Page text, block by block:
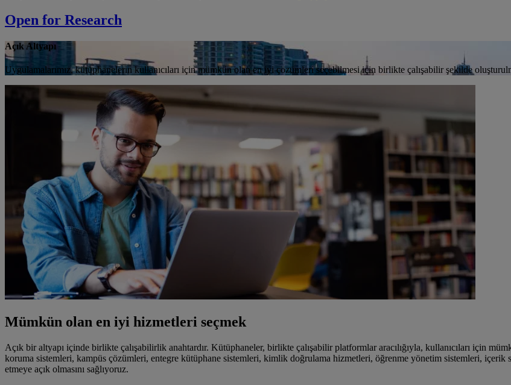
Open for Research
Açık Altyapı
Uygulamalarımız, kütüphanelerin kullanıcıları için mümkün olan en iyi çözümleri seçebilmesi için birlikte çalışabilir şekilde
Mümkün olan en iyi hizmetleri seçmek
Açık bir altyapı içinde birlikte çalışabilirlik anahtardır. Kütüphaneler, birlikte çalışabilir platformlar aracılığıyla, kullanıcıları için
koruma sistemleri, kampüs çözümleri, entegre kütüphane sistemleri, kimlik doğrulama hizmetleri, öğrenme yönetim sistemleri, içerik
etmeye açık olmasını sağlıyoruz.